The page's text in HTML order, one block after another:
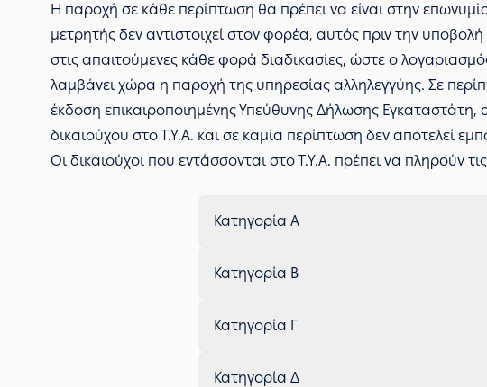
Η παροχή σε κάθε περίπτωση θα πρέπει να είναι στην
μετρητής δεν αντιστοιχεί στον φορέα, αυτός πριν την
στις απαιτούμενες κάθε φορά διαδικασίες, ώστε ο
λαμβάνει χώρα η παροχή της υπηρεσίας αλληλεγγύης. Σε
έκδοση επικαιροποιημένης Υπεύθυνης Δήλωσης Εγκαταστάτη,
δικαιούχου στο Τ.Υ.Α. και σε καμία περίπτωση δεν αποτελεί
Οι δικαιούχοι που εντάσσονται στο Τ.Υ.Α. πρέπει να πληρούν
Κατηγορία Α
Κατηγορία Β
Κατηγορία Γ
Κατηγορία Δ